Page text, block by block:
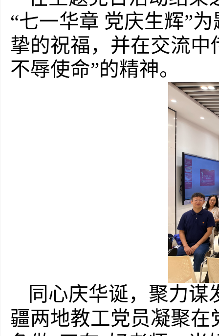
“七一华章 党庆生辉”
挚的祝福，并在交流
不辱使命”的精神。
同心庆华诞，聚力
疆两地教工党员凝聚